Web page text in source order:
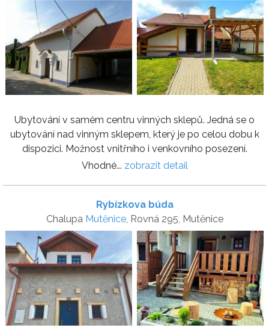
Ubytování v samém centru vinných sklepů. Jedná se o
ubytování nad vinným sklepem, který je po celou dobu k
dispozici. Možnost vnitřního i venkovního posezení.
Vhodné... zobrazit detail
Rybízkova búda
Chalupa Mutěnice, Rovná 295, Mutěnice